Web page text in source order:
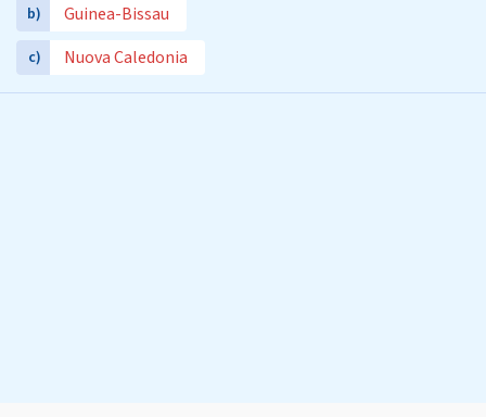
b) Guinea-Bissau
c) Nuova Caledonia